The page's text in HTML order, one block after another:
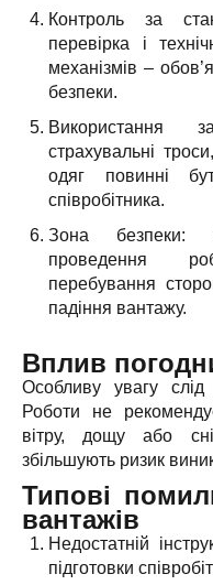
Контроль за
перевірка і
механізмів –
безпеки.
Використання
страхувальні
одяг повинні
співробітника.
Зона безпеки:
проведення
перебування
падіння вантажу.
Вплив
Особливу увагу
Роботи не
вітру, дощу або
збільшують ризик
Типові
вантажів
Недостатній
підготовки